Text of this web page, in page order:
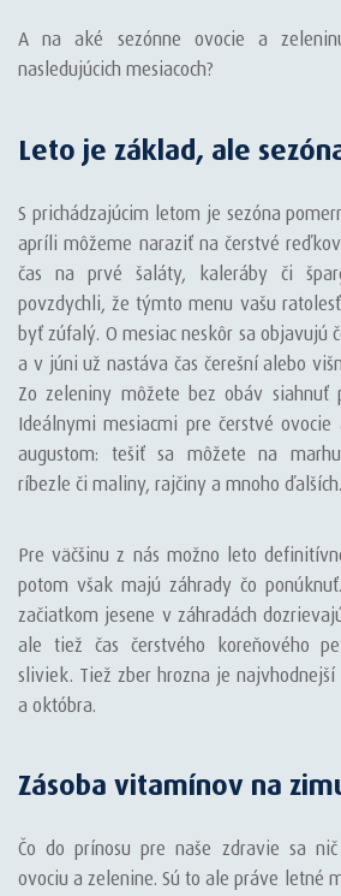
A na aké sezónne ovocie a
nasledujúcich mesiacoch?
Leto je základ, ale
S prichádzajúcim letom je sezóna
apríli môžeme naraziť na čerstvé
čas na prvé šaláty, kaleráby či
povzdychli, že týmto menu vašu
byť zúfalý. O mesiac neskôr sa objavujú
a v júni už nastáva čas čerešní alebo
Zo zeleniny môžete bez obáv siahnuť
Ideálnymi mesiacmi pre čerstvé
augustom: tešiť sa môžete na
ríbezle či maliny, rajčiny a mnoho ďalších.
Pre väčšinu z nás možno leto
potom však majú záhrady čo
začiatkom jesene v záhradách
ale tiež čas čerstvého koreňového
sliviek. Tiež zber hrozna je
a októbra.
Zásoba vitamínov na
Čo do prínosu pre naše zdravie sa
ovociu a zelenine. Sú to ale práve letné